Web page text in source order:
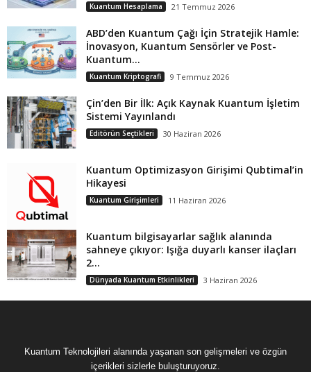
Kuantum Hesaplama 21 Temmuz 2026
ABD’den Kuantum Çağı İçin Stratejik Hamle:
İnovasyon, Kuantum Sensörler ve Post-
Kuantum...
Kuantum Kriptografi 9 Temmuz 2026
Çin’den Bir İlk: Açık Kaynak Kuantum İşletim
Sistemi Yayınlandı
Editörün Seçtikleri 30 Haziran 2026
Kuantum Optimizasyon Girişimi Qubtimal’in
Hikayesi
Kuantum Girişimleri 11 Haziran 2026
Kuantum bilgisayarlar sağlık alanında
sahneye çıkıyor: Işığa duyarlı kanser ilaçları
2...
Dünyada Kuantum Etkinlikleri 3 Haziran 2026
Kuantum Teknolojileri alanında yaşanan son gelişmeleri ve özgün
içerikleri sizlerle buluşturuyoruz.